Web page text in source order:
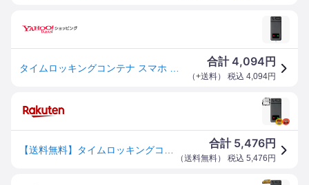
合計4,094 円
（+送料） 税込 4,094円
合計 5,476円
（送料無料） 税込 5,476 円